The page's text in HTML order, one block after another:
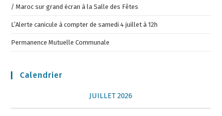
/ Maroc sur grand écran à la Salle des Fêtes
L’Alerte canicule à compter de samedi 4 juillet à 12h
Permanence Mutuelle Communale
Calendrier
JUILLET 2026